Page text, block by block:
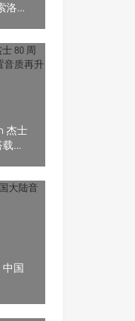
洛
杰士
硬
中国